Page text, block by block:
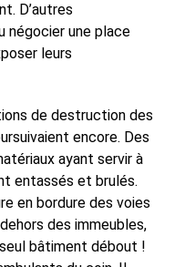
D’autres
négocier une place
leurs
de destruction des
encore. Des
ayant servir à
entassés et brulés.
en bordure des voies
des immeubles,
bâtiment débout !